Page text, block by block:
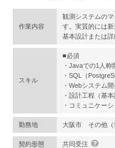
作業内容
観測システムの
す。実質的には
基本設計または詳
スキル
■必須
・Javaでの1人称
・SQL（
・Webシステム
・設計工程（基
・コミュニケー
勤務地 大阪市 その他（
契約形態 共同受注